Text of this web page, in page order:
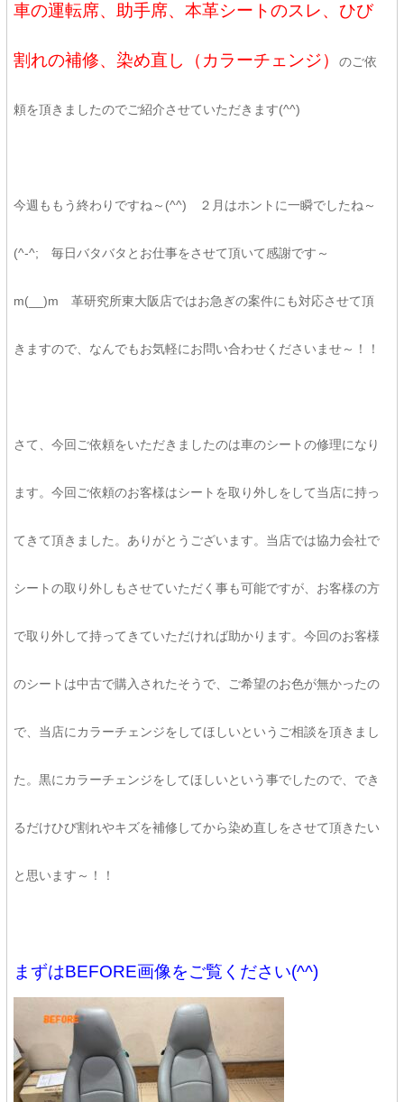
車の運転席、助手席、本革シートのスレ、ひび
割れの補修、染め直し（カラーチェンジ） のご依
頼を頂きましたのでご紹介させていただきます(^^)
今週ももう終わりですね～(^^) ２月はホントに一瞬でしたね～
(^-^; 毎日バタバタとお仕事をさせて頂いて感謝です～
m(__)m 革研究所東大阪店ではお急ぎの案件にも対応させて頂
きますので、なんでもお気軽にお問い合わせくださいませ～！！
さて、今回ご依頼をいただきましたのは車のシートの修理になり
ます。今回ご依頼のお客様はシートを取り外しをして当店に持っ
てきて頂きました。ありがとうございます。当店では協力会社で
シートの取り外しもさせていただく事も可能ですが、お客様の方
で取り外して持ってきていただければ助かります。今回のお客様
のシートは中古で購入されたそうで、ご希望のお色が無かったの
で、当店にカラーチェンジをしてほしいというご相談を頂きまし
た。黒にカラーチェンジをしてほしいという事でしたので、でき
るだけひび割れやキズを補修してから染め直しをさせて頂きたい
と思います～！！
まずはBEFORE画像をご覧ください(^^)